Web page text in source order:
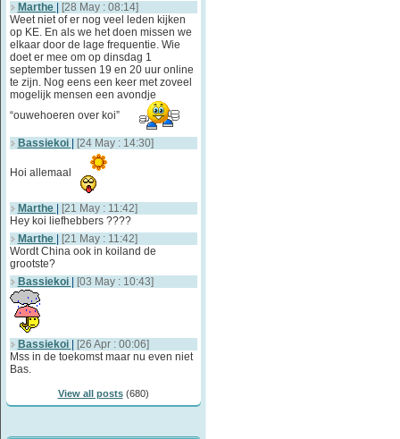
Marthe
[28 May : 08:14]
Weet niet of er nog veel leden kijken
op KE. En als we het doen missen we
elkaar door de lage frequentie. Wie
doet er mee om op dinsdag 1
september tussen 19 en 20 uur online
te zijn. Nog eens een keer met zoveel
mogelijk mensen een avondje
“ouwehoeren over koi”
Bassiekoi [24 May : 14:30]
Hoi allemaal
Marthe
[21 May : 11:42]
Hey koi liefhebbers ????
Marthe
[21 May : 11:42]
Wordt China ook in koiland de
grootste?
Bassiekoi
[03 May : 10:43]
Bassiekoi
[26 Apr : 00:06]
Mss in de toekomst maar nu even niet
Bas.
View all posts(680)